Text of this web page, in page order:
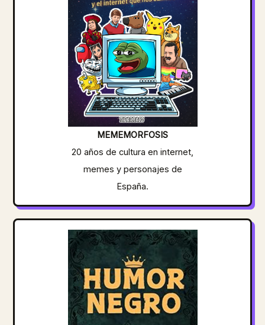
MEMEMORFOSIS
20 años de cultura en internet,
memes y personajes de
España.